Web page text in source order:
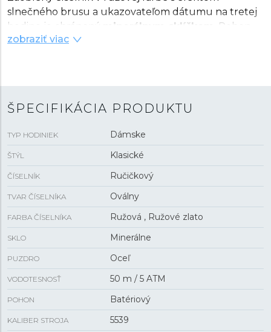
slnečného brusu a ukazovateľom dátumu na tretej
hodine je chránený
minerálnym sklíčkom
. Pohon
hodiniek zabezpečuje
sprchovaní.
zobraziť viac
ŠPECIFIKÁCIA PRODUKTU
TYP HODINIEK Dámske
ŠTÝL Klasické
ČÍSELNÍK Ručičkový
TVAR ČÍSELNÍKA Oválny
FARBA ČÍSELNÍKA Ružová , Ružové zlato
SKLO Minerálne
PUZDRO Oceľ
VODOTESNOSŤ 50 m / 5 ATM
POHON Batériový
KALIBER STROJA 5539